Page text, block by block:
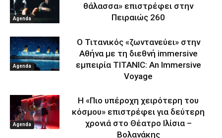
Agenda
θάλασσα» επιστρέφει στην
Πειραιώς 260
Agenda
Ο Τιτανικός «ζωντανεύει» στην
Αθήνα με τη διεθνή immersive
εμπειρία TITANIC: An Immersive
Voyage
Agenda
Η «Πιο υπέροχη χειρότερη του
κόσμου» επιστρέφει για δεύτερη
χρονιά στο Θέατρο Ιλίσια –
Βολανάκης